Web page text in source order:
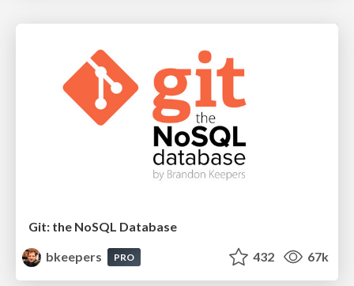
Git: the NoSQL Database
bkeepers
PRO 432 67k